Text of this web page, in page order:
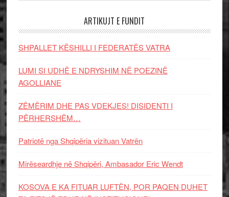
ARTIKUJT E FUNDIT
SHPALLET KËSHILLI I FEDERATËS VATRA
LUMI SI UDHË E NDRYSHIM NË POEZINË
AGOLLIANE
ZËMËRIM DHE PAS VDEKJES! DISIDENTI I
PËRHERSHËM…
Patriotë nga Shqipëria vizituan Vatrën
Mirëseardhje në Shqipëri, Ambasador Eric Wendt
KOSOVA E KA FITUAR LUFTËN, POR PAQEN DUHET